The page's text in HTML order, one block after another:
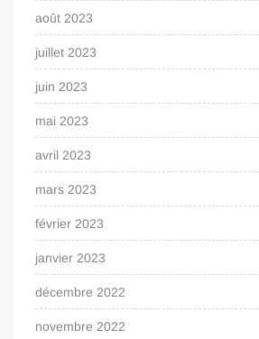
août 2023
juillet 2023
juin 2023
mai 2023
avril 2023
mars 2023
février 2023
janvier 2023
décembre 2022
novembre 2022